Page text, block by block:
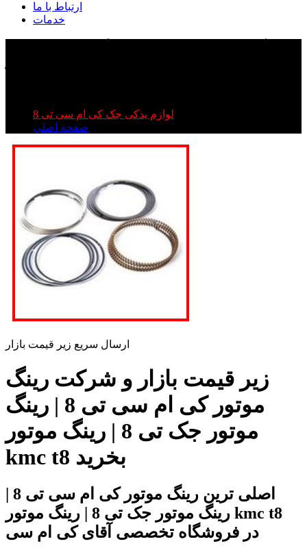
ارتباط با ما
خدمات
لوازم یدکی جک کی ام سی تی 8
صفحه اصلی
ارسال سریع زیر قیمت بازار
زیر قیمت بازار و شرکت رینگ
موتور کی ام سی تی 8 | رینگ
موتور جک تی 8 | رینگ موتور
kmc t8 بخرید
رینگ موتور جک تی 8 | رینگ موتور kmc t8
در فروشگاه تخصصی آقای کی ام سی